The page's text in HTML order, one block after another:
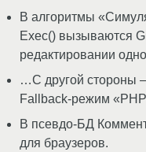
В алгоритмы
Exec() вызываются
редактировании
…С другой стороны
Fallback-режим
В псевдо-БД
для браузеров.